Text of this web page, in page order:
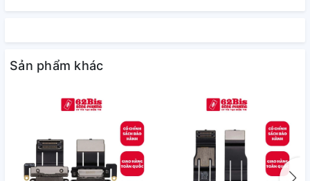
Sản phẩm khác